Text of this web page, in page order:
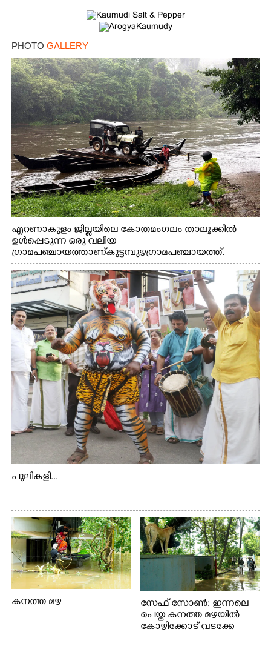
PHOTO GALLERY
എറണാകുളം ജില്ലയിലെ കോതമംഗലം താലൂക്കിൽ
ഉൾപ്പെടുന്ന ഒരു വലിയ
ഗ്രാമപഞ്ചായത്താണ് കുട്ടമ്പുഴ ഗ്രാമ പഞ്ചായത്ത്.
ആദിവാസി ഊരുകളായ വെള്ളാരംകുത്ത്, കത്തിപ്പാറ,
ഉറിയംപെട്ടി, തേക്കല്ല്, വെട്ടിക്കല്ല്, മഞ്ചപ്പാറ എന്നീ ആറു
സ്ഥലങ്ങളിലേക്കുള്ള പ്രധാന സഞ്ചാര മാർഗമാണ് ഈ
കാണുന്ന കടത്ത് വള്ളം
പുലികളി...
കനത്ത മഴ
സേഫ് സോൺ: ഇന്നലെ
പെയ്ത കനത്ത മഴയിൽ
കോഴിക്കോട് വടക്കേ
വയലിൽ വെള്ളം